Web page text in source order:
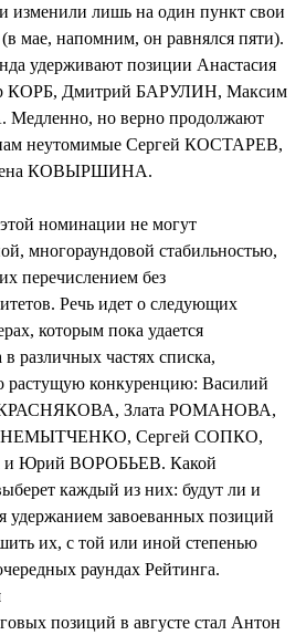
изменили лишь на один пункт свои
мае, напомним, он равнялся пяти).
удерживают позиции Анастасия
Дмитрий БАРУЛИН, Максим
но верно продолжают
неутомимые Сергей КОСТАРЕВ,
КОВЫРШИНА.
номинации не могут
многораундовой стабильностью,
перечислением без
Речь идет о следующих
которым пока удается
различных частях списка,
растущую конкуренцию: Василий
Злата РОМАНОВА,
НЕМЫТЧЕНКО, Сергей СОПКО,
Юрий ВОРОБЬЕВ. Какой
каждый из них: будут ли и
удержанием завоеванных позиций
их, с той или иной степенью
раундах Рейтинга.
позиций в августе стал Антон